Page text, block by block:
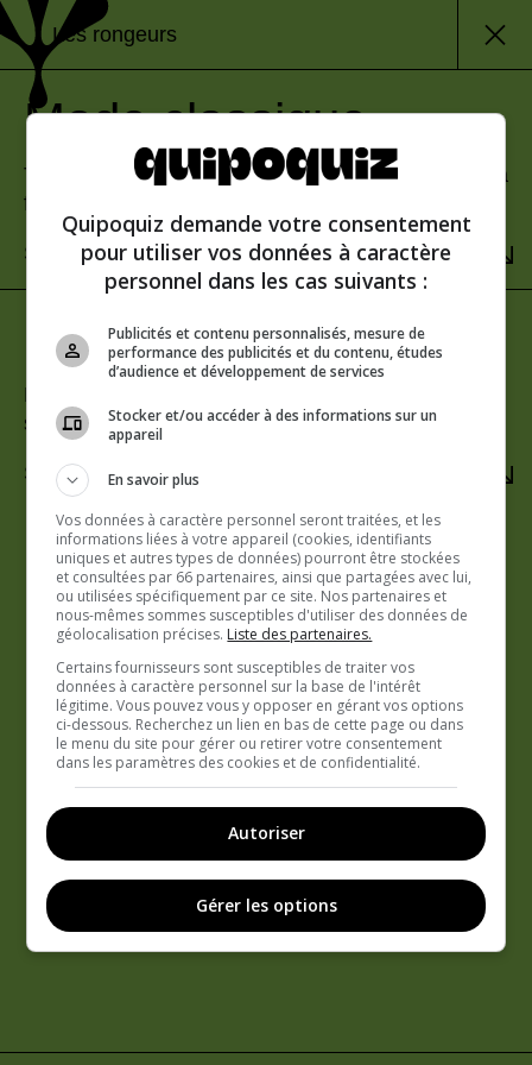
Les rongeurs
Mode classique
Teste tes connaissances et découvre ton score à la
fin.
SÉLECTIONNER
Mode rafale
Relève le défi du score parfait. Une seule erreur te
sera fatale!
SÉLECTIONNER
Quipoquiz demande votre consentement
pour utiliser vos données à caractère
personnel dans les cas suivants :
Publicités et contenu personnalisés, mesure de
performance des publicités et du contenu, études
d’audience et développement de services
Stocker et/ou accéder à des informations sur un
appareil
En savoir plus
Vos données à caractère personnel seront traitées, et les
informations liées à votre appareil (cookies, identifiants
uniques et autres types de données) pourront être stockées
et consultées par 66 partenaires, ainsi que partagées avec lui,
ou utilisées spécifiquement par ce site. Nos partenaires et
nous-mêmes sommes susceptibles d'utiliser des données de
géolocalisation précises. Liste des partenaires.
Certains fournisseurs sont susceptibles de traiter vos
données à caractère personnel sur la base de l'intérêt
légitime. Vous pouvez vous y opposer en gérant vos options
ci-dessous. Recherchez un lien en bas de cette page ou dans
le menu du site pour gérer ou retirer votre consentement
dans les paramètres des cookies et de confidentialité.
Autoriser
Gérer les options